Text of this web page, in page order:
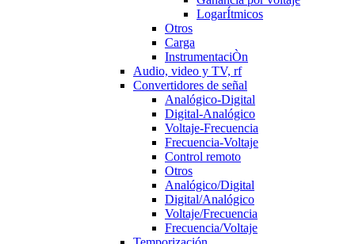
LogarÍtmicos
Otros
Carga
InstrumentaciÒn
Audio, video y TV, rf
Convertidores de señal
Analógico-Digital
Digital-Analógico
Voltaje-Frecuencia
Frecuencia-Voltaje
Control remoto
Otros
Analógico/Digital
Digital/Analógico
Voltaje/Frecuencia
Frecuencia/Voltaje